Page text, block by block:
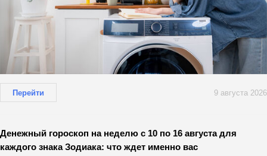
Перейти 9 августа 2026
Денежный гороскоп на неделю с 10 по 16 августа для
каждого знака Зодиака: что ждет именно вас